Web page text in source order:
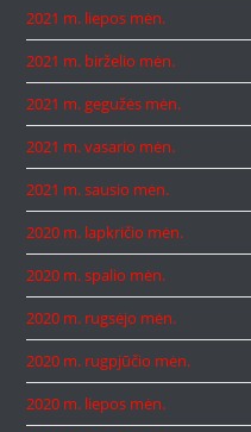
2021 m. liepos mėn.
2021 m. birželio mėn.
2021 m. gegužės mėn.
2021 m. vasario mėn.
2021 m. sausio mėn.
2020 m. lapkričio mėn.
2020 m. spalio mėn.
2020 m. rugsėjo mėn.
2020 m. rugpjūčio mėn.
2020 m. liepos mėn.